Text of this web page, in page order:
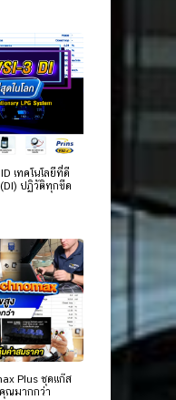
เทคโนโลยีที่ดี
ปฏิวัติทุกขีด
Plus ชุดแก๊ส
ณมากกว่า